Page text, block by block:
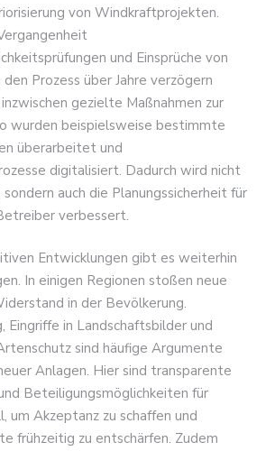
von Windkraftprojekten.
und Einsprüche von
Prozess über Jahre verzögern
gezielte Maßnahmen zur
wurden beispielsweise bestimmte
überarbeitet und
digitalisiert. Dadurch wird nicht
auch die Planungssicherheit für
verbessert.
Entwicklungen gibt es weiterhin
In einigen Regionen stoßen neue
in der Bevölkerung.
Eingriffe in Landschaftsbilder und
sind häufige Argumente
Anlagen. Hier sind transparente
Beteiligungsmöglichkeiten für
um Akzeptanz zu schaffen und
frühzeitig zu entschärfen. Zudem